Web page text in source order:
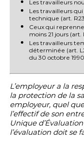
Les travailleurs
Les travailleurs qui changent de poste et/ou de
technique (art.
Ceux qui reprennent leur activité avec un arrêt d’au
moins 21 jours (art.
Les travailleurs temporaires ou sous contrat à durée
déterminée (art.
du 30 octobre
L’employeur a la
la protection de la
employeur, quel
l’effectif de son
Unique
l’évaluation doit se